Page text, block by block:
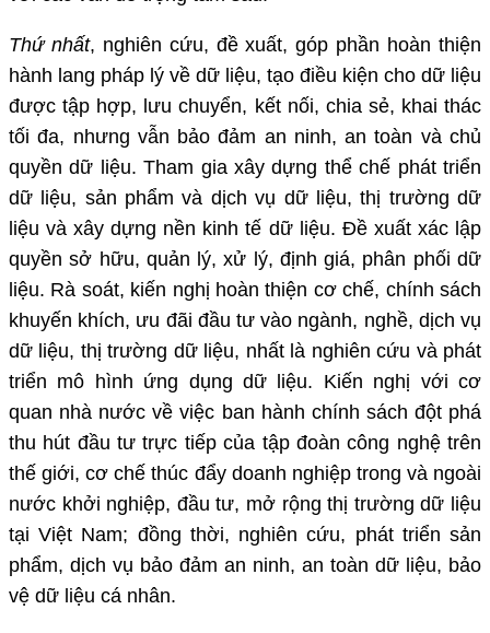
Thứ nhất, nghiên cứu, đề xuất, góp phần hoàn thiện
hành lang pháp lý về dữ liệu, tạo điều kiện cho dữ liệu
được tập hợp, lưu chuyển, kết nối, chia sẻ, khai thác
tối đa, nhưng vẫn bảo đảm an ninh, an toàn và chủ
quyền dữ liệu. Tham gia xây dựng thể chế phát triển
dữ liệu, sản phẩm và dịch vụ dữ liệu, thị trường dữ
liệu và xây dựng nền kinh tế dữ liệu. Đề xuất xác lập
quyền sở hữu, quản lý, xử lý, định giá, phân phối dữ
liệu. Rà soát, kiến nghị hoàn thiện cơ chế, chính sách
khuyến khích, ưu đãi đầu tư vào ngành, nghề, dịch vụ
dữ liệu, thị trường dữ liệu, nhất là nghiên cứu và phát
triển mô hình ứng dụng dữ liệu. Kiến nghị với cơ
quan nhà nước về việc ban hành chính sách đột phá
thu hút đầu tư trực tiếp của tập đoàn công nghệ trên
thế giới, cơ chế thúc đẩy doanh nghiệp trong và ngoài
nước khởi nghiệp, đầu tư, mở rộng thị trường dữ liệu
tại Việt Nam; đồng thời, nghiên cứu, phát triển sản
phẩm, dịch vụ bảo đảm an ninh, an toàn dữ liệu, bảo
vệ dữ liệu cá nhân.